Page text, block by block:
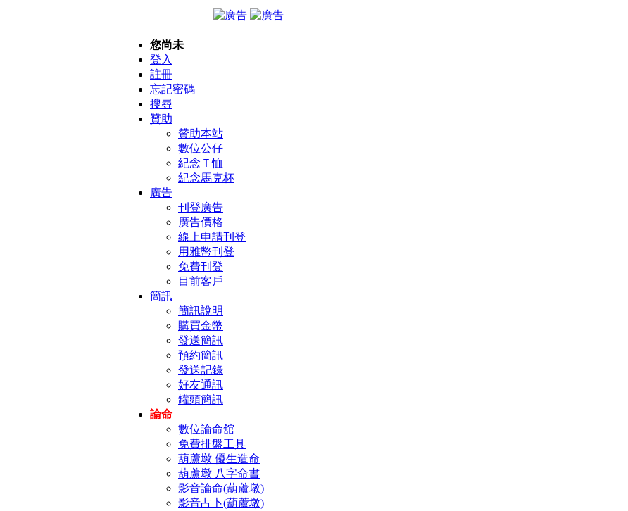
您尚未
登入
註冊
忘記密碼
搜尋
贊助
贊助本站
數位公仔
紀念Ｔ恤
紀念馬克杯
廣告
刊登廣告
廣告價格
線上申請刊登
用雅幣刊登
免費刊登
目前客戶
簡訊
簡訊說明
購買金幣
發送簡訊
預約簡訊
發送記錄
好友通訊
罐頭簡訊
論命
數位論命舘
免費排盤工具
葫蘆墩 優生造命
葫蘆墩 八字命書
影音論命(葫蘆墩)
影音占卜(葫蘆墩)